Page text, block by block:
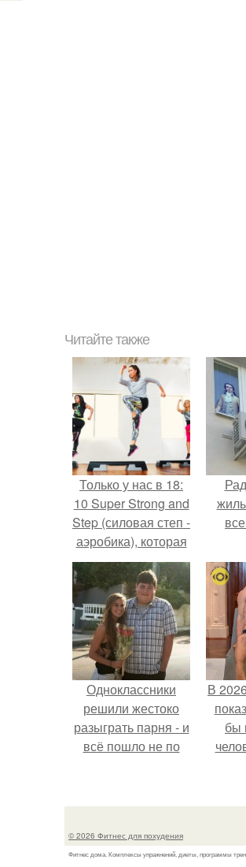
Читайте также
Только у нас в 18:
10 Super Strong and
Step (силовая степ -
аэробика), которая
включает в себя
все основные
направления
фитнеса:
Одноклассники
решили жестоко
разыграть парня - и
всё пошло не по
В
бы
© 2026 Фитнес для похудения
Фитнес дома. Комплексы упражнений, диеты, программы